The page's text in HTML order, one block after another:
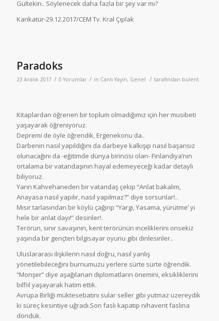
Gültekin.. Söylenecek daha fazla bir şey var mı?
Karikatür-29.12.2017/CEM Tv. Kral Çıplak
Paradoks
23 Aralık 2017 / 0 Yorumlar / in Canlı Yayın, Genel / tarafından bulent
Kitaplardan öğrenen bir toplum olmadığımız için her musibeti
yaşayarak öğreniyoruz.
Depremi de öyle öğrendik, Ergenekonu da..
Darbenin nasıl yapıldığını da darbeye kalkışıp nasıl başarısız
olunacağını da -eğitimde dünya birincisi olan- Finlandiya’nın
ortalama bir vatandaşının hayal edemeyeceği kadar detaylı
biliyoruz.
Yarın Kahvehaneden bir vatandaş çekip “Anlat bakalım,
Anayasa nasıl yapılır, nasıl yapılmaz?” diye sorsunlar!..
Mısır tarlasından bir köylü çağırıp “Yargı, Yasama, yürütme’ yi
hele bir anlat dayı!” desinler!.
Terörün, sınır savaşının, kent terörünün inceliklerini onsekiz
yaşında bir gençten bilgisayar oyunu gibi dinlesinler..
Uluslararası ilişkilerin nasıl doğru, nasıl yanlış
yönetilebileceğini burnumuzu yerlere sürte sürte öğrendik.
“Monşer” diye aşağılanan diplomatların önemini, eksikliklerini
bilfiil yaşayarak hatim ettik.
Avrupa Birliği müktesebatını sular seller gibi yutmaz üzereydik
ki süreç kesintiye uğradı.Son faslı kapatıp nihavent faslına
döndük.